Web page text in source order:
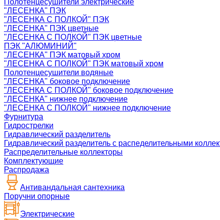
Полотенцесушители электрические
"ЛЕСЕНКА" ПЭК
"ЛЕСЕНКА С ПОЛКОЙ" ПЭК
"ЛЕСЕНКА" ПЭК цветные
"ЛЕСЕНКА С ПОЛКОЙ" ПЭК цветные
ПЭК "АЛЮМИНИЙ"
"ЛЕСЕНКА" ПЭК матовый хром
"ЛЕСЕНКА С ПОЛКОЙ" ПЭК матовый хром
Полотенцесушители водяные
"ЛЕСЕНКА" боковое подключение
"ЛЕСЕНКА С ПОЛКОЙ" боковое подключение
"ЛЕСЕНКА" нижнее подключение
"ЛЕСЕНКА С ПОЛКОЙ" нижнее подключение
Фурнитура
Гидрострелки
Гидравлический разделитель
Гидравлический разделитель с распеделительными
Распределительные коллекторы
Комплектующие
Распродажа
Антивандальная сантехника
Поручни опорные
Электрические